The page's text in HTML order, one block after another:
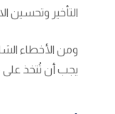
التأخير وتحسين
ومن الأخطاء
يجب أن تُتخذ